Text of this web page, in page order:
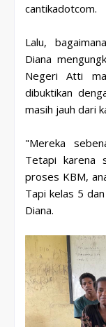
cantikadotcom.
Lalu,
Diana
Negeri Atti
dibuktikan
masih jauh dari
"Mereka
Tetapi karena
proses KBM,
Tapi kelas 5
Diana.